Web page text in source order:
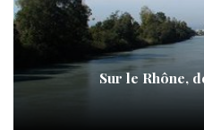
Sur le Rhône,